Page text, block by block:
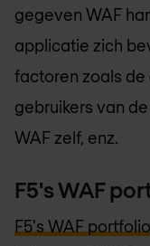
gegeven WAF
applicatie zich
factoren zoals
gebruikers van
WAF zelf, enz.
F5's WAF
F5's WAF portfolio